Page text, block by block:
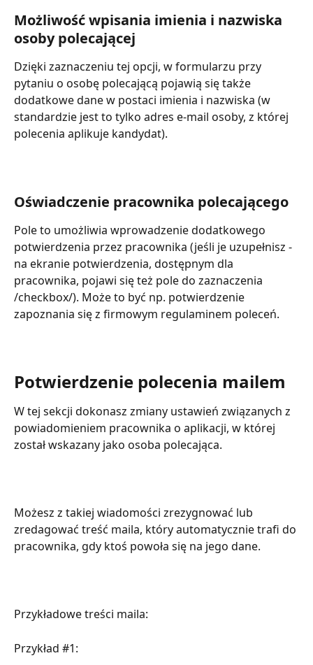
Możliwość wpisania imienia i nazwiska
osoby polecającej
Dzięki zaznaczeniu tej opcji, w formularzu przy
pytaniu o osobę polecającą pojawią się także
dodatkowe dane w postaci imienia i nazwiska (w
standardzie jest to tylko adres e-mail osoby, z której
polecenia aplikuje kandydat).
Oświadczenie pracownika polecającego
Pole to umożliwia wprowadzenie dodatkowego
potwierdzenia przez pracownika (jeśli je uzupełnisz -
na ekranie potwierdzenia, dostępnym dla
pracownika, pojawi się też pole do zaznaczenia
/checkbox/). Może to być np. potwierdzenie
zapoznania się z firmowym regulaminem poleceń.
Potwierdzenie polecenia mailem
W tej sekcji dokonasz zmiany ustawień związanych z
powiadomieniem pracownika o aplikacji, w której
został wskazany jako osoba polecająca.
Możesz z takiej wiadomości zrezygnować lub
zredagować treść maila, który automatycznie trafi do
pracownika, gdy ktoś powoła się na jego dane.
Przykładowe treści maila:
Przykład #1: